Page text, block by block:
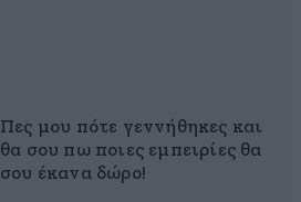
Πες μου πότε γεννήθηκες και
θα σου πω ποιες εμπειρίες θα
σου έκανα δώρο!